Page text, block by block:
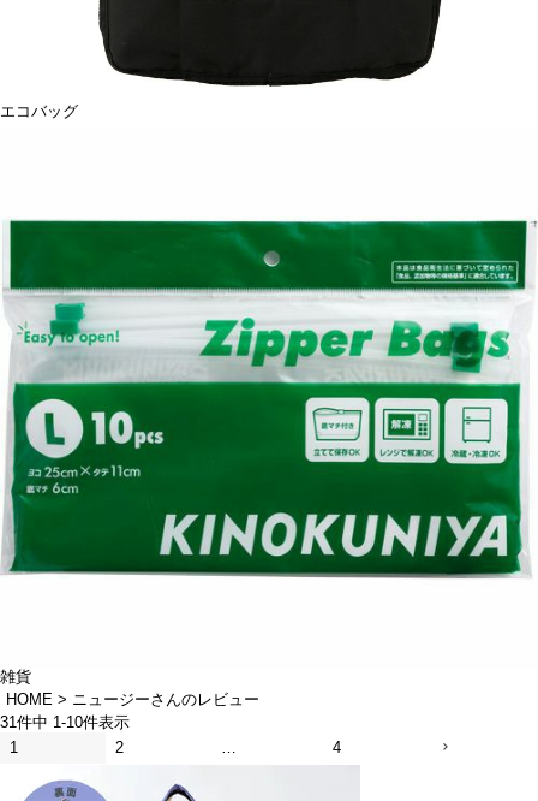
エコバッグ
雑貨
HOME
ニュージーさんのレビュー
31件中 1-10件表示
1
2 … 4